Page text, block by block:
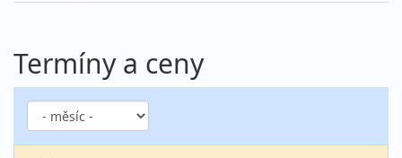
Termíny a ceny